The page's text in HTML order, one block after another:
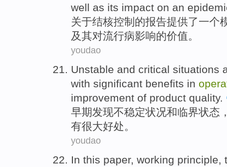
well as its impact on an
关于结核控制 的报告提供了一个
及其对流行病影响的价值。
youdao
Unstable and critical situations
with significant benefits in
improvement of product quality.
早期发现不稳定状况和临界状态
有很大好处。
youdao
In this paper, working principle,